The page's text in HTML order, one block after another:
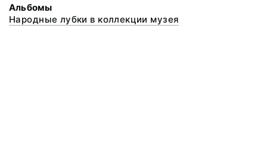
Альбомы
Народные лубки в коллекции музея